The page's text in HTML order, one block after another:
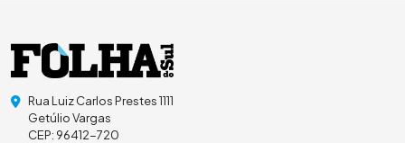
Rua Luiz Carlos Prestes 1111
Getúlio Vargas
CEP: 96412-720